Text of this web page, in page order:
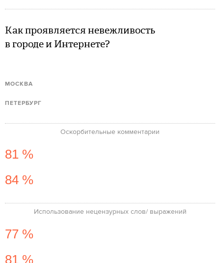
Как проявляется невежливость
в городе и Интернете?
МОСКВА
ПЕТЕРБУРГ
Оскорбительные комментарии
81 %
84 %
Использование нецензурных слов/ выражений
77 %
81 %